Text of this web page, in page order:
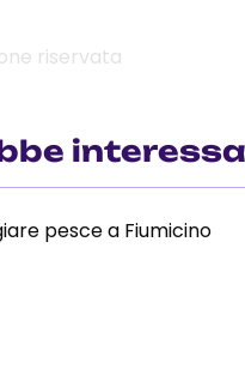
riservata